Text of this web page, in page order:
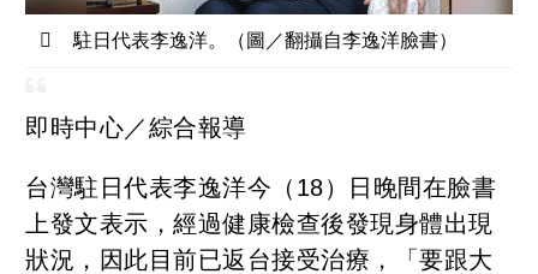
駐日代表李逸洋。（圖／翻攝自李逸洋臉書）
即時中心／綜合報導
台灣駐日代表李逸洋今（18）日晚間在臉書
上發文表示，經過健康檢查後發現身體出現
狀況，因此目前已返台接受治療，「要跟大